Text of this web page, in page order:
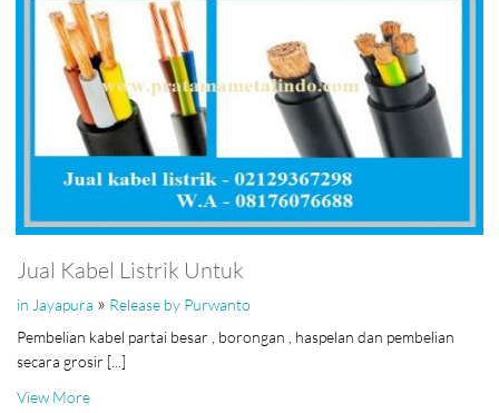
Jual Kabel Listrik Untuk
in Jayapura » Release by Purwanto
Pembelian kabel partai besar , borongan , haspelan dan pembelian
secara grosir [...]
View More